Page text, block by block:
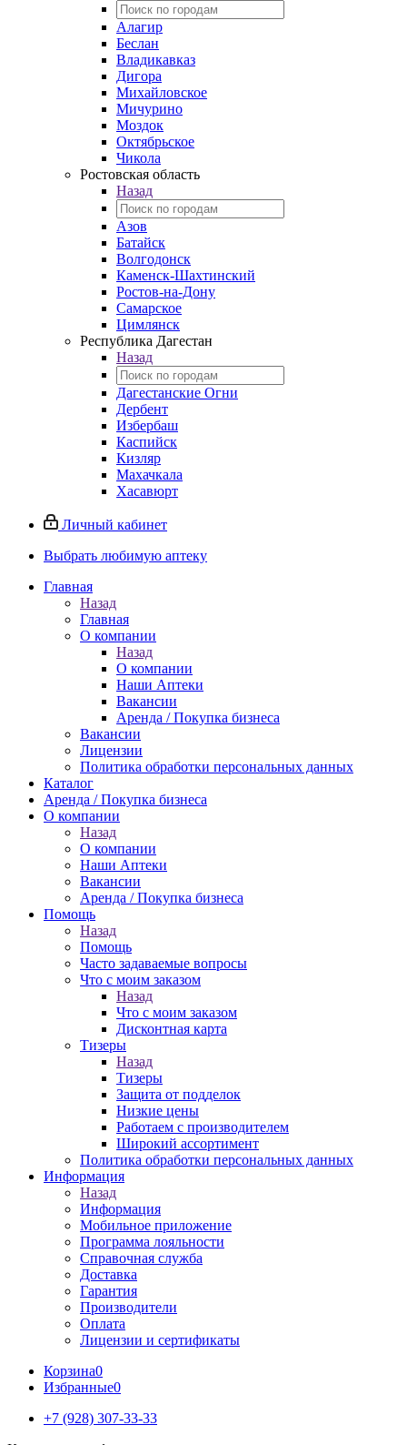
Алагир
Беслан
Владикавказ
Дигора
Михайловское
Мичурино
Моздок
Октябрьское
Чикола
Ростовская область
Назад
Азов
Батайск
Волгодонск
Каменск-Шахтинский
Ростов-на-Дону
Самарское
Цимлянск
Республика Дагестан
Назад
Дагестанские Огни
Дербент
Избербаш
Каспийск
Кизляр
Махачкала
Хасавюрт
Личный кабинет
Выбрать любимую аптеку
Главная
Назад
Главная
О компании
Назад
О компании
Наши Аптеки
Вакансии
Аренда / Покупка бизнеса
Вакансии
Лицензии
Политика обработки персональных данных
Каталог
Аренда / Покупка бизнеса
О компании
Назад
О компании
Наши Аптеки
Вакансии
Аренда / Покупка бизнеса
Помощь
Назад
Помощь
Часто задаваемые вопросы
Что с моим заказом
Назад
Что с моим заказом
Дисконтная карта
Тизеры
Назад
Тизеры
Защита от подделок
Низкие цены
Работаем с производителем
Широкий ассортимент
Политика обработки персональных данных
Информация
Назад
Информация
Мобильное приложение
Программа лояльности
Справочная служба
Доставка
Гарантия
Производители
Оплата
Лицензии и сертификаты
Корзина0
Избранные0
+7 (928) 307-33-33